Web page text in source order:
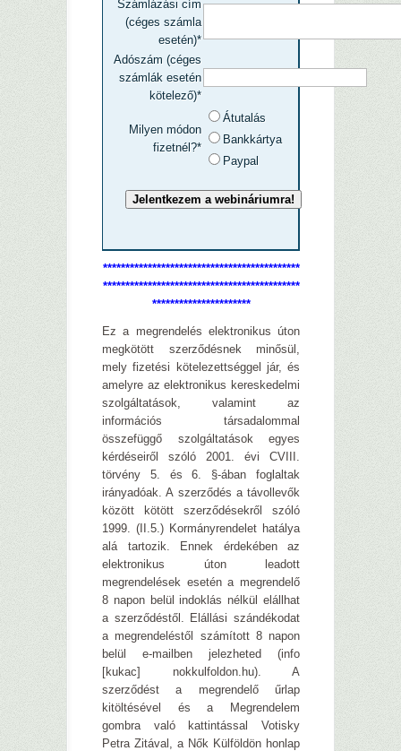
Számlázási cím
(céges számla
esetén)*
Adószám (céges
számlák esetén
kötelező)*
Milyen módon
fizetnél?*
Átutalás
Bankkártya
Paypal
********************************************
********************************************
**********************
Ez a megrendelés elektronikus úton
megkötött szerződésnek minősül,
mely fizetési kötelezettséggel jár, és
amelyre az elektronikus kereskedelmi
szolgáltatások, valamint az
információs társadalommal
összefüggő szolgáltatások egyes
kérdéseiről szóló 2001. évi CVIII.
törvény 5. és 6. §-ában foglaltak
irányadóak. A szerződés a távollevők
között kötött szerződésekről szóló
1999. (II.5.) Kormányrendelet hatálya
alá tartozik. Ennek érdekében az
elektronikus úton leadott
megrendelések esetén a megrendelő
8 napon belül indoklás nélkül elállhat
a szerződéstől. Elállási szándékodat
a megrendeléstől számított 8 napon
belül e-mailben jelezheted (info
[kukac] nokkulfoldon.hu). A
szerződést a megrendelő űrlap
kitöltésével és a Megrendelem
gombra való kattintással Votisky
Petra Zitával, a Nők Külföldön honlap